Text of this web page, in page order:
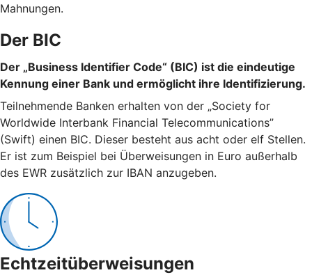
Mahnungen.
Der BIC
Der „Business Identifier Code“ (BIC) ist die eindeutige
Kennung einer Bank und ermöglicht ihre Identifizierung.
Teilnehmende Banken erhalten von der „Society for
Worldwide Interbank Financial Telecommunications”
(Swift) einen BIC. Dieser besteht aus acht oder elf Stellen.
Er ist zum Beispiel bei Überweisungen in Euro außerhalb
des EWR zusätzlich zur IBAN anzugeben.
Echtzeitüberweisungen